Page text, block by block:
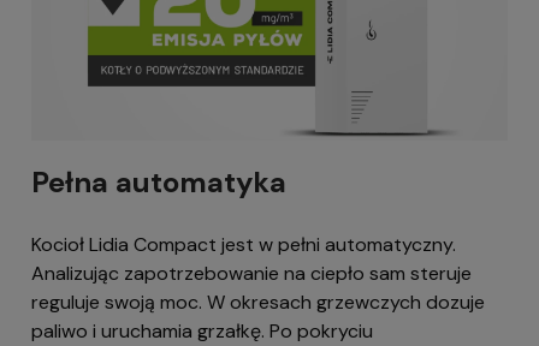
Pełna automatyka
Kocioł Lidia Compact jest w pełni automatyczny.
Analizując zapotrzebowanie na ciepło sam steruje
reguluje swoją moc. W okresach grzewczych dozuje
paliwo i uruchamia grzałkę. Po pokryciu